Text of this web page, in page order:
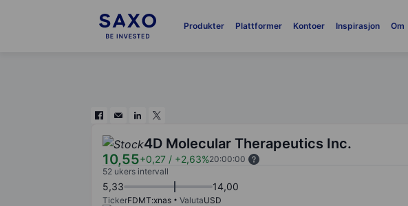
Produkter Plattformer Kontoer Inspirasjon Om
4D Molecular Therapeutics Inc.
10,55+0,27 / +2,63%20:00:00
52 ukers intervall
5,33 14,00
TickerFDMT:xnas ValutaUSD